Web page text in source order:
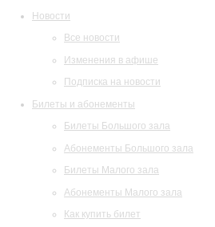
Новости
Все новости
Изменения в афише
Подписка на новости
Билеты и абонементы
Билеты Большого зала
Абонементы Большого зала
Билеты Малого зала
Абонементы Малого зала
Как купить билет